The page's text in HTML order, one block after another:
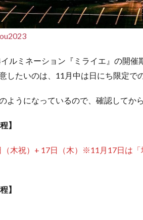
ルミネーション『ミライエ』の開
したいのは、11月中は日にち限定で
ようになっているので、確認してか
】
木祝）+ 17日（木）※11月17日は
】